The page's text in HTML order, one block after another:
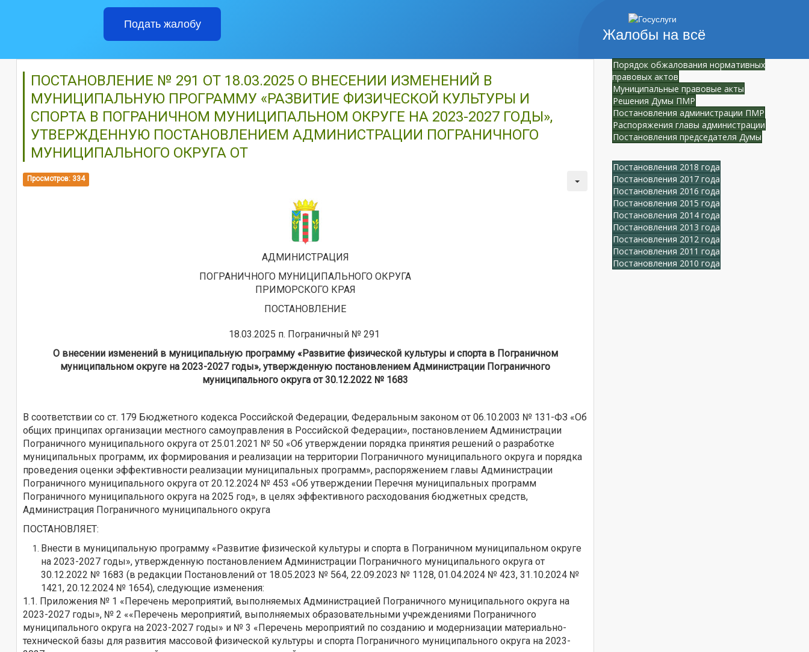
Жалобы на всё
Подать жалобу
ПОСТАНОВЛЕНИЕ № 291 ОТ 18.03.2025 О ВНЕСЕНИИ ИЗМЕНЕНИЙ В
МУНИЦИПАЛЬНУЮ ПРОГРАММУ «РАЗВИТИЕ ФИЗИЧЕСКОЙ КУЛЬТУРЫ И
СПОРТА В ПОГРАНИЧНОМ МУНИЦИПАЛЬНОМ ОКРУГЕ НА 2023-2027 ГОДЫ»,
УТВЕРЖДЕННУЮ ПОСТАНОВЛЕНИЕМ АДМИНИСТРАЦИИ ПОГРАНИЧНОГО
МУНИЦИПАЛЬНОГО ОКРУГА ОТ
Просмотров: 334
АДМИНИСТРАЦИЯ
ПОГРАНИЧНОГО МУНИЦИПАЛЬНОГО ОКРУГА
ПРИМОРСКОГО КРАЯ
ПОСТАНОВЛЕНИЕ
18.03.2025 п. Пограничный № 291
О внесении изменений в муниципальную программу «Развитие физической культуры и спорта в Пограничном
муниципальном округе на 2023-2027 годы», утвержденную постановлением Администрации Пограничного
муниципального округа от 30.12.2022 № 1683
В соответствии со ст. 179 Бюджетного кодекса Российской Федерации, Федеральным законом от 06.10.2003 № 131-ФЗ «Об
общих принципах организации местного самоуправления в Российской Федерации», постановлением Администрации
Пограничного муниципального округа от 25.01.2021 № 50 «Об утверждении порядка принятия решений о разработке
муниципальных программ, их формирования и реализации на территории Пограничного муниципального округа и порядка
проведения оценки эффективности реализации муниципальных программ», распоряжением главы Администрации
Пограничного муниципального округа от 20.12.2024 № 453 «Об утверждении Перечня муниципальных программ
Пограничного муниципального округа на 2025 год», в целях эффективного расходования бюджетных средств,
Администрация Пограничного муниципального округа
ПОСТАНОВЛЯЕТ:
Внести в муниципальную программу «Развитие физической культуры и спорта в Пограничном муниципальном округе
на 2023-2027 годы», утвержденную постановлением Администрации Пограничного муниципального округа от
30.12.2022 № 1683 (в редакции Постановлений от 18.05.2023 № 564, 22.09.2023 № 1128, 01.04.2024 № 423, 31.10.2024 №
1421, 20.12.2024 № 1654), следующие изменения:
1.1. Приложения № 1 «Перечень мероприятий, выполняемых Администрацией Пограничного муниципального округа на
2023-2027 годы», № 2 ««Перечень мероприятий, выполняемых образовательными учреждениями Пограничного
муниципального округа на 2023-2027 годы» и № 3 «Перечень мероприятий по созданию и модернизации материально-
технической базы для развития массовой физической культуры и спорта Пограничного муниципального округа на 2023-
Порядок обжалования нормативных
правовых актов
Муниципальные правовые акты
Решения Думы ПМР
Постановления администрации ПМР
Распоряжения главы администрации
Постановления председателя Думы
Постановления 2018 года
Постановления 2017 года
Постановления 2016 года
Постановления 2015 года
Постановления 2014 года
Постановления 2013 года
Постановления 2012 года
Постановления 2011 года
Постановления 2010 года